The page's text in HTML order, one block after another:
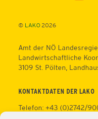
© LAKO2026
Amt der NÖ
Landwirtschaftliche
3109 St. Pölten,
KONTAKTDATEN DER LAKO
Telefon: +43 (0)2742/